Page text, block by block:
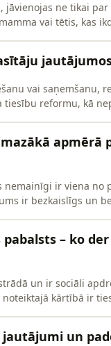
jāvienojas ne tikai
vai tētis, kas
vai saņemšanu,
tiesību reformu, kā
apmērā
ir viena no
ir bezkaislīgs un
– ko
un ir sociāli
kārtībā ir
jautājumi un